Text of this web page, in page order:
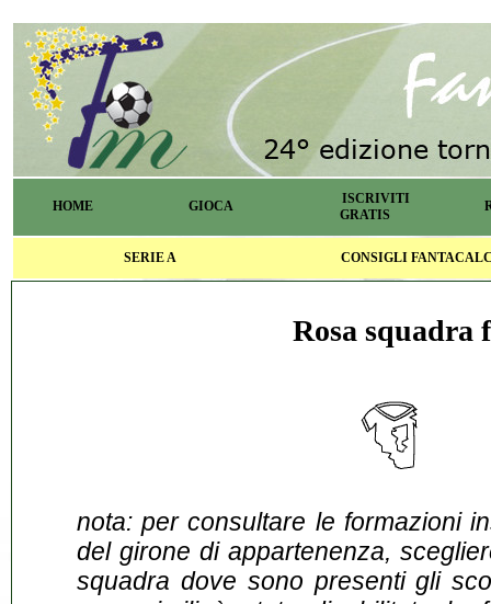
HOME GIOCA
ISCRIVITI
GRATIS
SERIE A CONSIGLI
Rosa squadra
nota: per consultare le formazioni
del girone di appartenenza,
squadra dove sono presenti gli